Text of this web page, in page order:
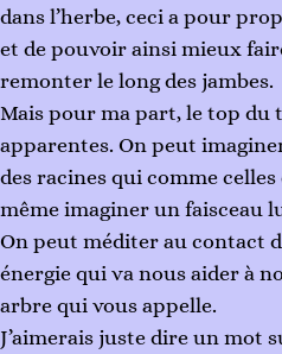
dans l’herbe, ceci a pour
et de pouvoir ainsi mieux
remonter le long des jambes.
Mais pour ma part, le top du
apparentes. On peut
des racines qui comme
même imaginer un faisceau
On peut méditer au contact
énergie qui va nous aider à
arbre qui vous appelle.
J’aimerais juste dire un mot